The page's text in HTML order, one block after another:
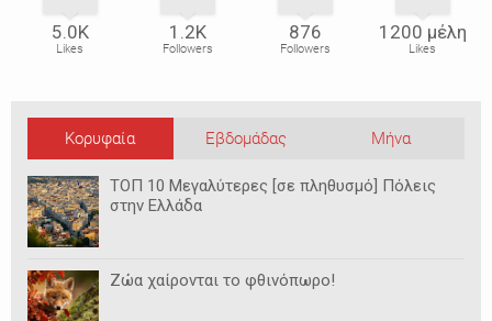
5.0Κ
Likes
1.2Κ
Followers
876
Followers
1200 μέλη
Likes
Κορυφαία Εβδομάδας Μήνα
ΤΟΠ 10 Μεγαλύτερες [σε πληθυσμό] Πόλεις
στην Ελλάδα
Ζώα χαίρονται το φθινόπωρο!